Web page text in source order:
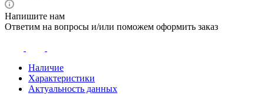
Напишите нам
Ответим на вопросы и/или поможем оформить заказ
Наличие
Характеристики
Актуальность данных